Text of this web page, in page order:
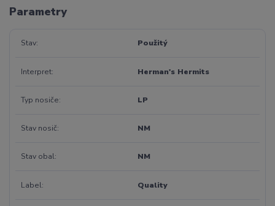
Parametry
Stav Použitý
Interpret Herman's Hermits
Typ nosiče LP
Stav nosič NM
Stav obal NM
Label Quality